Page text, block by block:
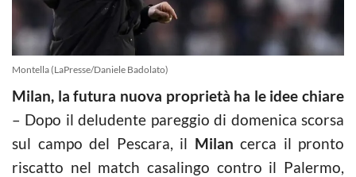
Montella (LaPresse/Daniele Badolato)
Milan, la futura nuova proprietà ha le idee chiare
– Dopo il deludente pareggio di domenica scorsa
sul campo del Pescara, il Milan cerca il pronto
riscatto nel match casalingo contro il Palermo,